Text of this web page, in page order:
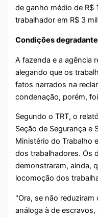
de ganho médio de R$
trabalhador em R$ 3
Condições
A fazenda e a agência
alegando que os
fatos narrados na
condenação, porém,
Segundo o TRT, o
Seção de Segurança e
Ministério do Trabalho
dos trabalhadores. Os
demonstraram, ainda,
locomoção dos
"Ora, se não
análoga à de